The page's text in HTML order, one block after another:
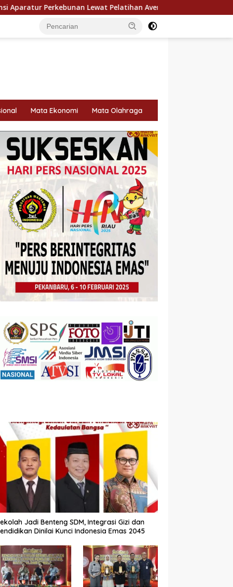
Pelatihan Avenza Maps di Way Kanan
Mata Ekonomi Mata Olahraga
Jadi Benteng SDM, Integrasi Gizi dan
Dinilai Kunci Indonesia Emas 2045